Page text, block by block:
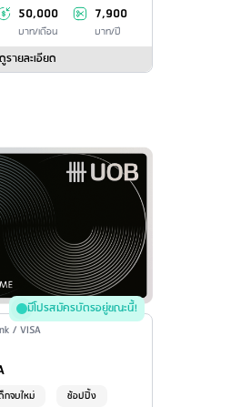
50,000
บาท/เดือน
7,900
บาท/ปี
ดูรายละเอียด
มีโปรสมัครบัตรอยู่ขณะนี้!
Card Type
/ VISA
กจบใหม่
ช้อปปิ้ง